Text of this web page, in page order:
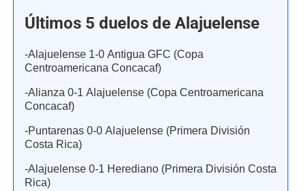
Últimos 5 duelos de Alajuelense
-Alajuelense 1-0 Antigua GFC (Copa
Centroamericana Concacaf)
-Alianza 0-1 Alajuelense (Copa Centroamericana
Concacaf)
-Puntarenas 0-0 Alajuelense (Primera División
Costa Rica)
-Alajuelense 0-1 Herediano (Primera División Costa
Rica)